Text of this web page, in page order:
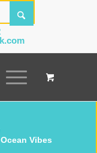
Vibes